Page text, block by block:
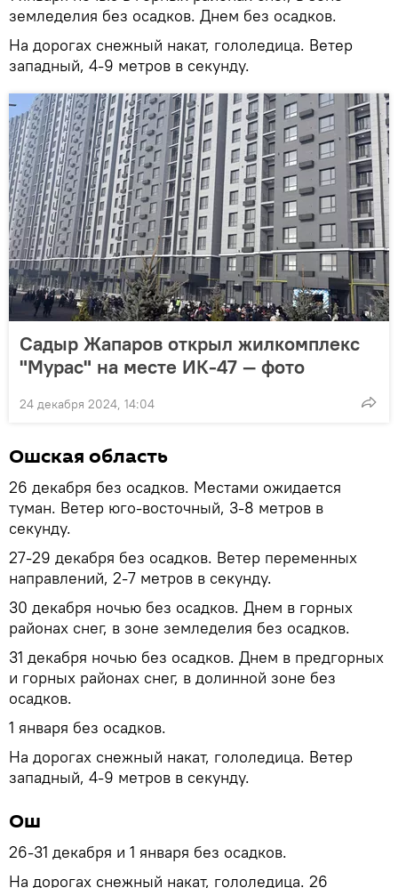
земледелия без осадков. Днем без осадков.
На дорогах снежный накат, гололедица. Ветер
западный, 4-9 метров в секунду.
Садыр Жапаров открыл жилкомплекс
"Мурас" на месте ИК-47 — фото
24 декабря 2024, 14:04
Ошская область
26 декабря без осадков. Местами ожидается
туман. Ветер юго-восточный, 3-8 метров в
секунду.
27-29 декабря без осадков. Ветер переменных
направлений, 2-7 метров в секунду.
30 декабря ночью без осадков. Днем в горных
районах снег, в зоне земледелия без осадков.
31 декабря ночью без осадков. Днем в предгорных
и горных районах снег, в долинной зоне без
осадков.
1 января без осадков.
На дорогах снежный накат, гололедица. Ветер
западный, 4-9 метров в секунду.
Ош
26-31 декабря и 1 января без осадков.
На дорогах снежный накат, гололедица. 26